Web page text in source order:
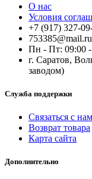
О нас
Условия
+7 (917) 327-
753385@mail.ru
Пн - Пт: 09:00 -
г. Саратов,
заводом)
Служба поддержки
Связаться с
Возврат товара
Карта сайта
Дополнительно